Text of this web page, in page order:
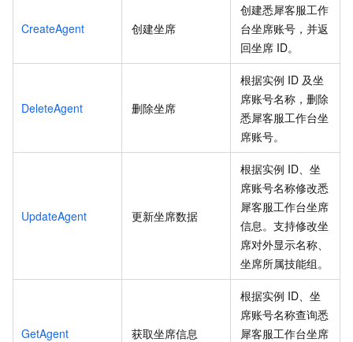
CreateAgent 创建坐席
创建悉犀客服工作
台坐席账号，并返
回坐席 ID。
DeleteAgent 删除坐席
根据实例 ID 及坐
席账号名称，删除
悉犀客服工作台坐
席账号。
UpdateAgent 更新坐席数据
根据实例 ID、坐
席账号名称修改悉
犀客服工作台坐席
信息。支持修改坐
席对外显示名称、
坐席所属技能组。
GetAgent 获取坐席信息
根据实例 ID、坐
席账号名称查询悉
犀客服工作台坐席